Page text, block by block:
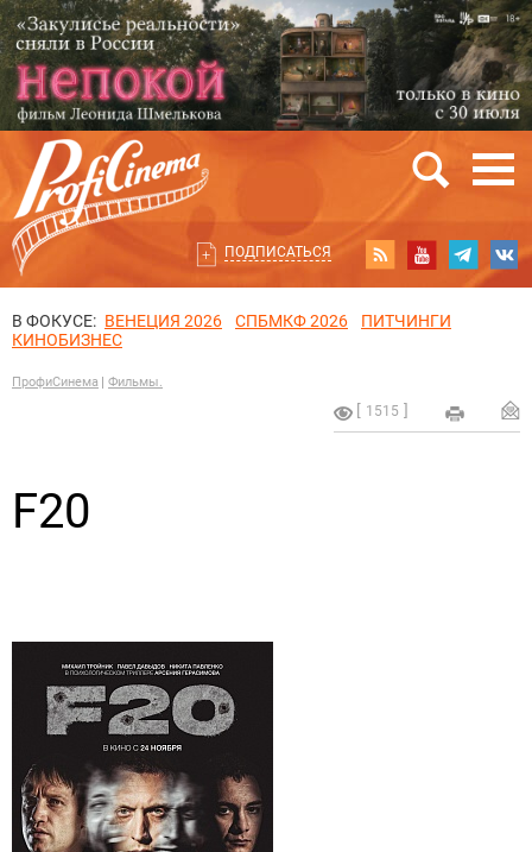
ПОДПИСАТЬСЯ
В ФОКУСЕ: ВЕНЕЦИЯ 2026 СПБМКФ 2026
ПИТЧИНГИ
КИНОБИЗНЕС
ПрофиСинема Фильмы.
1515
F20